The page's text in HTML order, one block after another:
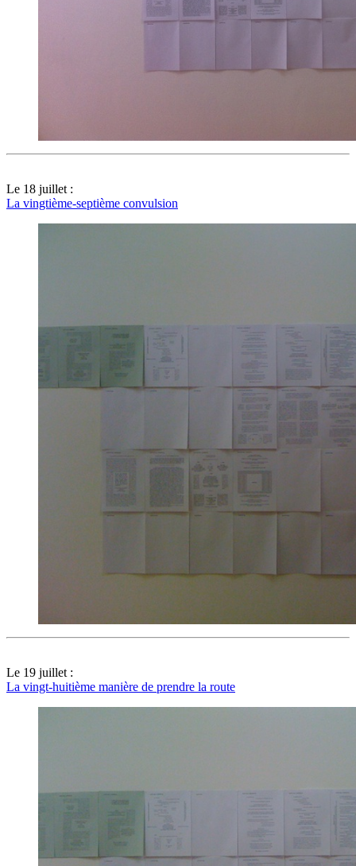
Le 18 juillet :
La vingtième-septième convulsion
Le 19 juillet :
La vingt-huitième manière de prendre la route